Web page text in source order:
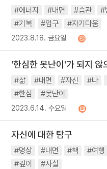
#에너지 #내면 #습관 #
#기복
#입구 #자기다움
2023.8.18. 금요일
'한심한 못난이'가 되지 않
#삶 #내면 #자신 #나
#한심
#못난이
2023.6.14. 수요일
자신에 대한 탐구
#명상 #내면 #책 #여행
#깊이
#사실